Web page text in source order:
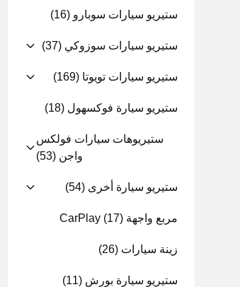
ستيريو سيارات سوبارو (16)
ستيريو سيارات سوزوكي (37)
ستيريو سيارات تويوتا (169)
ستيريو سيارة فوكسهول (18)
ستيريوهات سيارات فولكس
واجن (53)
ستيريو سيارة أخرى (54)
مربع واجهة CarPlay (17)
زينة سيارات (26)
ستيريو سيارة بورش (11)